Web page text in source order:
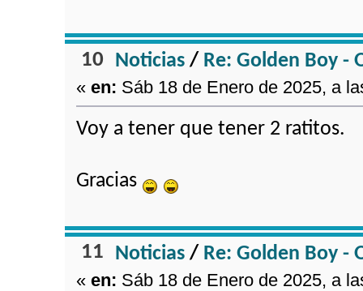
10 Noticias/ Re: Golden Boy -
«en: Sáb 18 de Enero de 2025, a
Voy a tener que tener 2 ratitos.
Gracias
11 Noticias/ Re: Golden Boy -
«en: Sáb 18 de Enero de 2025, a